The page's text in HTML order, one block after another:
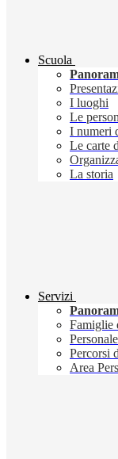
Scuola
I luoghi
Le
I numeri
Le carte
La storia
Servizi
Famiglie
Percorsi
Area